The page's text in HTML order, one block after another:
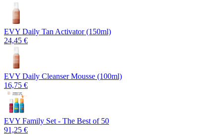
EVY Daily Tan Activator (150ml)
24,45 €
EVY Daily Cleanser Mousse (100ml)
16,75 €
EVY Family Set - The Best of 50
91,25 €